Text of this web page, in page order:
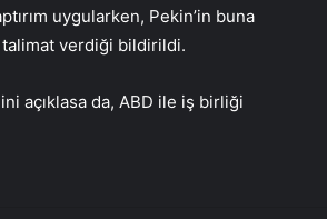
uygularken, Pekin’in buna
talimat verdiği bildirildi.
açıklasa da, ABD ile iş birliği